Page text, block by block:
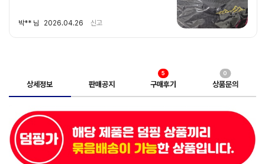
박** 님 2026.04.26 신고
상세정보 판매공지 구매후기
5
상품문의
0